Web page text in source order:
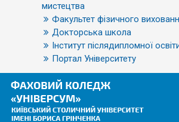
мистецтва
Факультет фізичного
Докторська школа
Інститут післядипломної
Портал Університету